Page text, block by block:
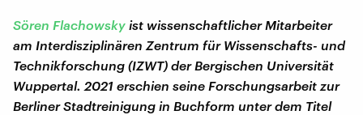
Sören Flachowsky ist wissenschaftlicher Mitarbeiter
am Interdisziplinären Zentrum für Wissenschafts- und
Technikforschung (IZWT) der Bergischen Universität
Wuppertal. 2021 erschien seine Forschungsarbeit zur
Berliner Stadtreinigung in Buchform unter dem Titel